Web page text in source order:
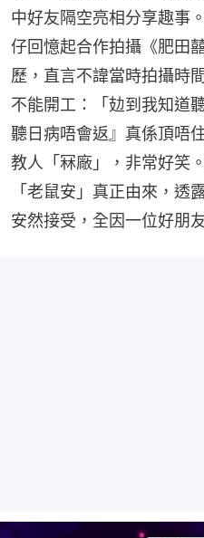
中好友隔空亮相分享趣事
仔回憶起合作拍攝《肥田
歷，直言不諱當時拍攝時
不能開工：「攰到我知道
聽日病唔會返』真係頂唔
教人「冧廠」，非常好笑
「老鼠安」真正由來，透
安然接受，全因一位好朋